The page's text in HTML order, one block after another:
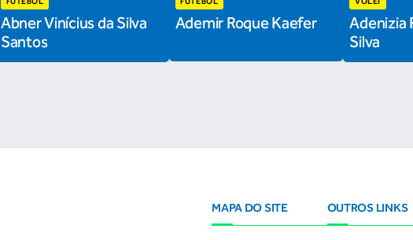
Abner Vinícius da Silva
Santos
Ademir Roque Kaefer
Adenizia
Silva
MAPA DO SITE OUTROS LINKS